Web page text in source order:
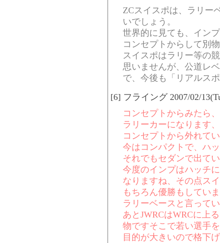
ZCスイスポは、ラリー
いでしょう。
世界的に見ても、イン
コンセプトからして別
スイスポはラリー等の
思いませんが、公道レ
で、今後も「リアルス
[6] フライング 2007/02/
コンセプトからみたら
ラリーカーになります
コンセプトから外れて
今はコンパクトで、ハ
それでもセダンで出て
今度のインプはハッチ
なりますね、その点ス
もちろん優勝もしてい
ラリーベースと言って
あとJWRCはWRCに上
物ですそこで若い選手
目的が大きいので格下